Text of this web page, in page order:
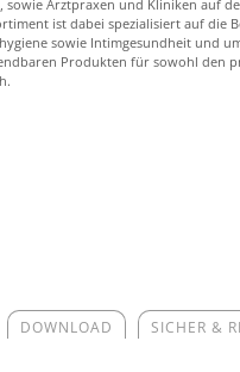
Arztpraxen und Kliniken auf
ist dabei spezialisiert auf die
sowie Intimgesundheit und
Produkten für sowohl den
DOWNLOAD SICHER &